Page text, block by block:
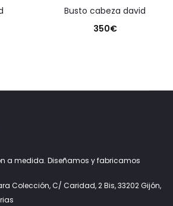
busto cabeza david
350€
a medida. Diseñamos y fabricamos
Colección, C/ Caridad, 2 Bis, 33202 Gijón,